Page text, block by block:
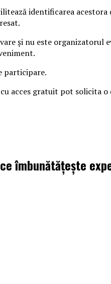
identificarea
și nu este
participare.
acces gratuit pot solicita
îmbunătățește